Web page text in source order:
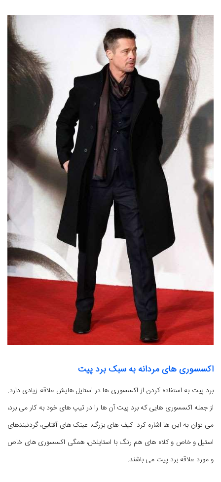
اکسسوری های مردانه به سبک برد پیت
برد پیت به استفاده کردن از اکسسوری ها در استایل هایش علاقه زیادی دارد.
از جمله اکسسوری هایی که برد پیت آن ها را در تیپ های خود به کار می برد،
می توان به این ها اشاره کرد. کیف های بزرگ، عینک های آفتابی، گردنبندهای
استیل و خاص و کلاه های هم رنگ با استایلش، همگی اکسسوری های خاص
و مورد علاقه برد پیت می باشند.